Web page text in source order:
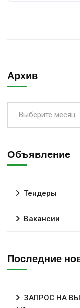
Архив
Выберите месяц
Объявление
Тендеры
Вакансии
Последние
ЗАПРОС НА